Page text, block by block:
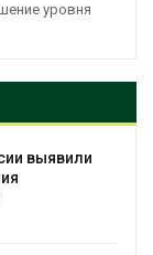
уровня
выявили